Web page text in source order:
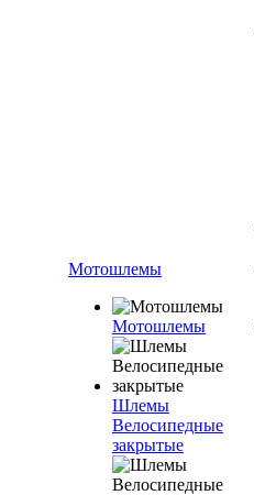
Мотошлемы
Мотошлемы
Шлемы
Велосипедные
закрытые